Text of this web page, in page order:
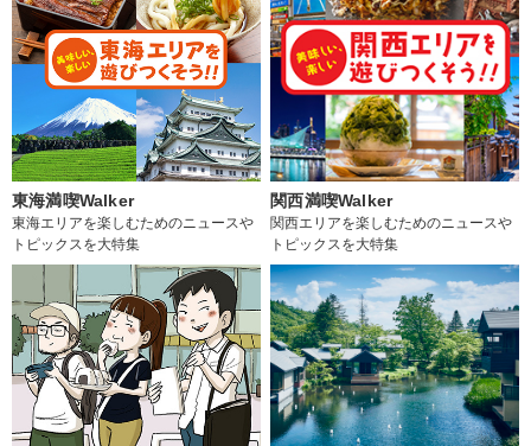
東海満喫Walker
東海エリアを楽しむためのニュースや
トピックスを大特集
関西満喫Walker
関西エリアを楽しむためのニュースや
トピックスを大特集